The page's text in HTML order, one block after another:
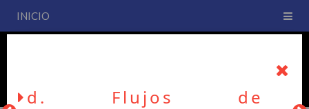
INICIO
d. Flujos de